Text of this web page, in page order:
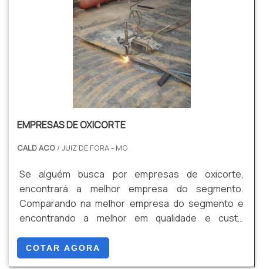
EMPRESAS DE OXICORTE
CALD ACO / JUIZ DE FORA - MG
Se alguém busca por empresas de oxicorte,
encontrará a melhor empresa do segmento.
Comparando na melhor empresa do segmento e
encontrando a melhor em qualidade e custo
oxicorte, com os profissionais da Cald Aço
encontramos proteção com programas de
COTAR AGORA